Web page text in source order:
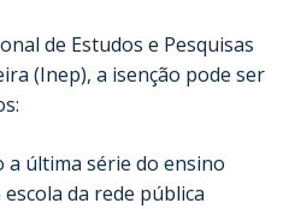
de Estudos e Pesquisas
(Inep), a isenção pode ser
a última série do ensino
da rede pública